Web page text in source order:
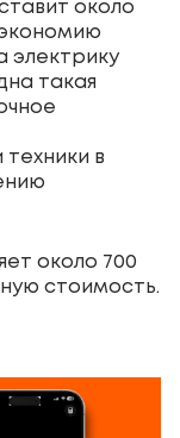
около
экономию
электрику
такая
в
около 700
стоимость.